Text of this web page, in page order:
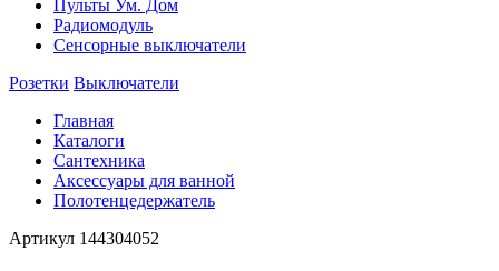
Пульты Ум. Дом
Радиомодуль
Сенсорные выключатели
Розетки Выключатели
Главная
Каталоги
Сантехника
Аксессуары для ванной
Полотенцедержатель
Артикул 144304052